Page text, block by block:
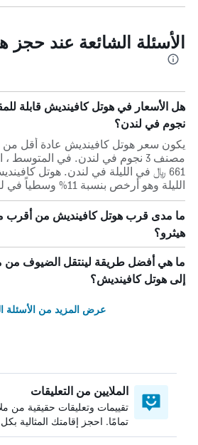
الأسئلة الشائعة عند حجز
نجوم في لندن؟
يكون سعر هوتل كافينديش عادة أقل
مصنف 3 نجوم في لندن. في المتوسط
الليلة وهو أرخص بنسبة 11% وسطياً في لندن.
ما مدى قرب هوتل كافينديش من أقرب
هيثرو؟
ما هي أفضل طريقة لينتقل الضيوف من
إلى هوتل كافينديش؟
عرض المزيد من الأسئلة
الملايين من التعليقات
تقييمات وتعليقات حقيقية من
تمامًا. احجز إقامتك المثالية